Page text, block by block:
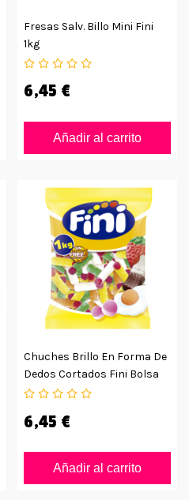
Fresas Salv. Billo Mini Fini
1kg
6,45 €
Añadir al carrito
Chuches Brillo En Forma De
Dedos Cortados Fini Bolsa
De 1kg
6,45 €
Añadir al carrito